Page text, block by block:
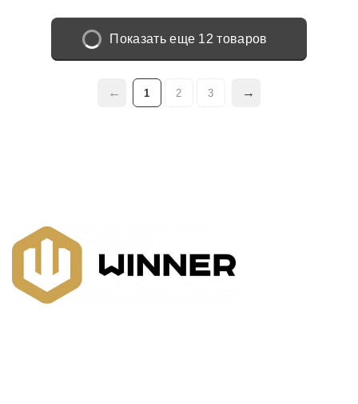
Показать еще 12 товаров
1 2 3